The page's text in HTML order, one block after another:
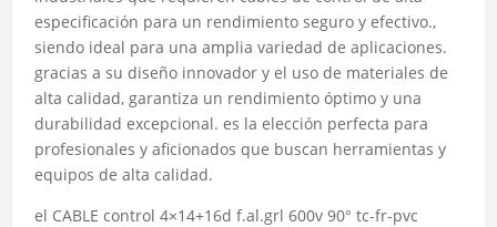
especificación para un rendimiento seguro y efectivo.,
siendo ideal para una amplia variedad de aplicaciones.
gracias a su diseño innovador y el uso de materiales de
alta calidad, garantiza un rendimiento óptimo y una
durabilidad excepcional. es la elección perfecta para
profesionales y aficionados que buscan herramientas y
equipos de alta calidad.
el CABLE control 4×14+16d f.al.grl 600v 90° tc-fr-pvc